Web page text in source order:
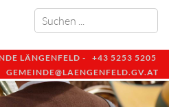
LÄNGENFELD - +43 5253 5205
GEMEINDE@LAENGENFELD.GV.AT